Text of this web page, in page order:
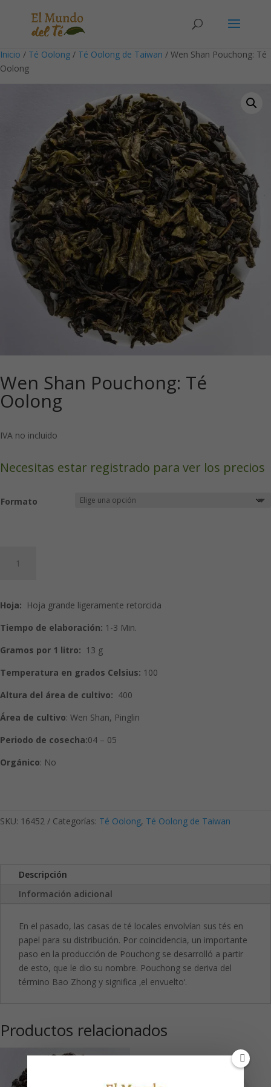
Inicio / Té Oolong / Té Oolong de Taiwan / Wen Shan Pouchong: Té
Oolong
Wen Shan Pouchong: Té
Oolong
IVA no incluido
Necesitas estar registrado para ver los precios
Formato
Shan
Oolong
cantidad
Hoja: Hoja grande ligeramente retorcida
Tiempo de elaboración: 1-3 Min.
Gramos por 1 litro: 13 g
Temperatura en grados Celsius: 100
Altura del área de cultivo: 400
Área de cultivo: Wen Shan, Pinglin
Periodo de cosecha:04 – 05
Orgánico: No
SKU: 16452 Categorías: Té Oolong, Té Oolong de Taiwan
Descripción
Información adicional
En el pasado, las casas de té locales envolvían sus tés en
papel para su distribución. Por coincidencia, un importante
paso en la producción de Pouchong se desarrolló a partir
de esto, que le dio su nombre. Pouchong se deriva del
término Bao Zhong y significa ‚el envuelto‘.
Productos relacionados